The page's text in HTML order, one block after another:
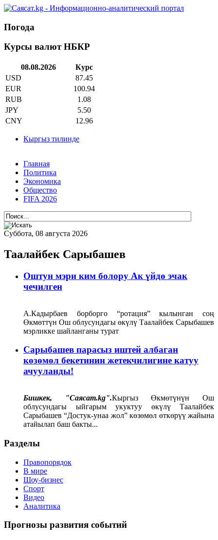
Погода
Курсы валют НБКР
08.08.2026
Курс
USD
87.45
EUR
100.94
RUB
1.08
JPY
5.50
CNY
12.96
Кыргыз тилинде
Главная
Политика
Экономика
Общество
FIFA 2026
Суббота, 08 августа 2026
Таалайбек Сарыбашев
Оштун мэри ким болору Ак үйдө эчак
чечилген
А.Кадырбаев борборго “ротация” кылынган соң
Өкмөттүн Ош облусундагы өкүлү Таалайбек Сарыбашев
мэрликке шайланганы турат
Сарыбашев парасыз иштей албаган
көзөмөл бекетинин жетекчилигине катуу
ачууланды!
Бишкек, "Саясат.kg".Кыргыз Өкмөтүнүн Ош
облусундагы ыйгарым укуктуу өкүлү Таалайбек
Сарыбашев “Достук-унаа жол” көзөмөл өткөрүү жайына
атайылап баш бакты...
Разделы
Правопорядок
В мире
Шоу-бизнес
Спорт
Видео
Аналитика
Прогнозы развития событий